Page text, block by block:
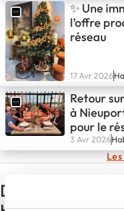
✨ Une
l’offre
réseau
17 Avr 2026
Retour
à
pour le
3 Avr 2026
D'autres